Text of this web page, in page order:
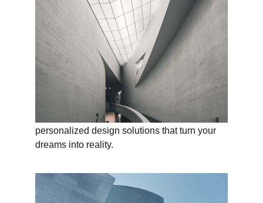
plan je proefles voor Palestina
Our experienced architects provide
personalized design solutions that turn your
dreams into reality.